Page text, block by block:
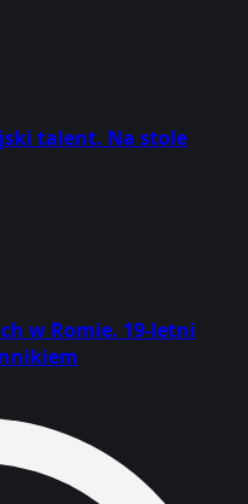
talent. Na stole
w Romie. 19-letni